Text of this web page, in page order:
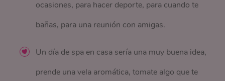
ocasiones, para hacer deporte, para cuando te
bañas, para una reunión con amigas.
Un día de spa en casa sería una muy buena idea,
prende una vela aromática, tomate algo que te